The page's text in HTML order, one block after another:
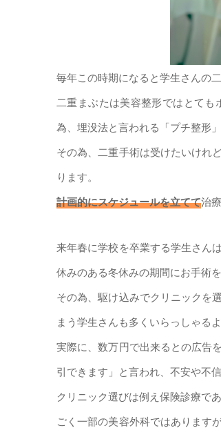
毎年この時期になると学生さんの
二重まぶたは美容整形ではとて
為、埋没法と言われる「プチ整形
その為、二重手術は受けたいけれ
ります。
計画的にスケジュールを立てて治
来年春に学校を卒業する学生さん
休みのある冬休みの期間にお手術を
その為、駆け込みでクリニックを
まう学生さんも多くいらっしゃるよ
実際に、数万円で出来るとの広告
引できます」と言われ、不安や不
クリニック選びは例え保険診療で
ごく一部の美容外科ではあります